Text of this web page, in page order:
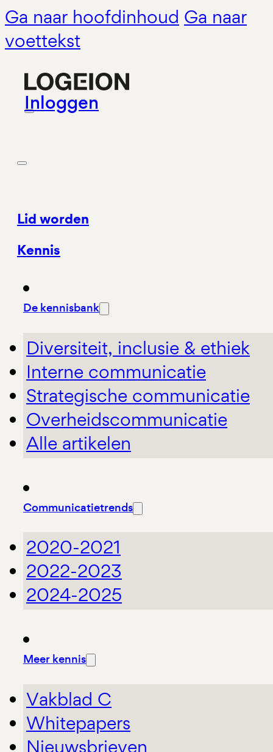
Ga naar hoofdinhoud Ga naar
voettekst
Inloggen
Lid worden
Kennis
De kennisbank
Diversiteit, inclusie & ethiek
Interne communicatie
Strategische communicatie
Overheidscommunicatie
Alle artikelen
Communicatietrends
2020-2021
2022-2023
2024-2025
Meer kennis
Vakblad C
Whitepapers
Nieuwsbrieven